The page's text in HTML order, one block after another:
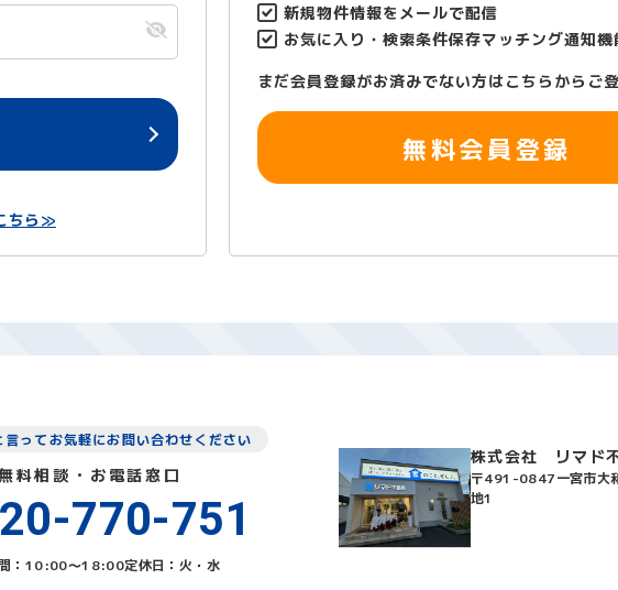
ちら≫
新規物件情報をメールで配信
お気に入り・検索条件保存マッチング通知機
まだ会員登録がお済みでない方はこちらからご登
無料会員登録
言ってお気軽にお問い合わせください
料相談・お電話窓口
770-751
：10:00〜18:00定休日：火・水
株式会社 リマド
〒491-0847一宮市大
地1